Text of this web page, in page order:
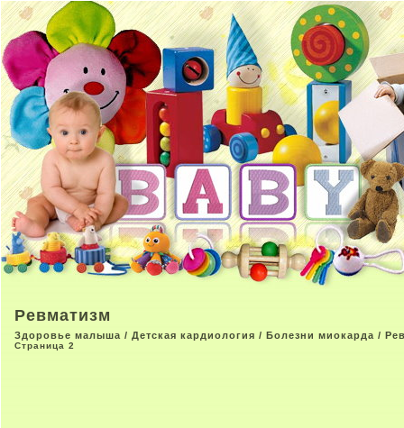
Ревматизм
Здоровье малыша / Детская кардиология / Болезни миокарда /
Страница 2